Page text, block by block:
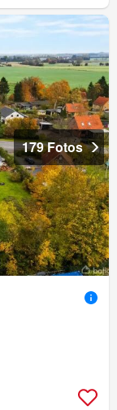
179 Fotos